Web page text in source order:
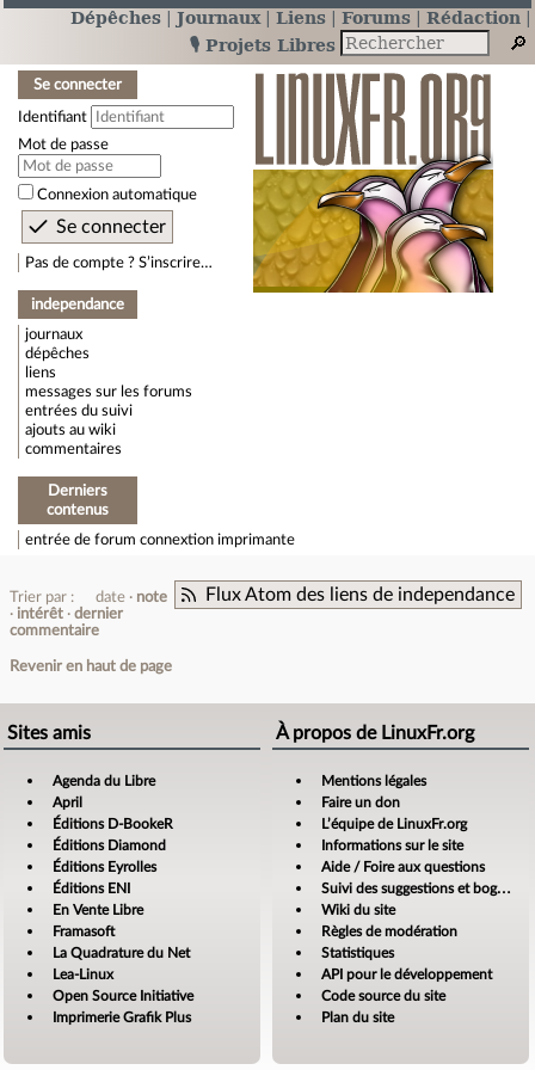
Dépêches Journaux Liens Forums
Rédaction
🎙️ Projets Libres
Se connecter
Identifiant
Mot de passe
Connexion automatique
Pas de compte ? S’inscrire…
independance
journaux
dépêches
liens
messages sur les forums
entrées du suivi
ajouts au wiki
commentaires
Derniers
contenus
entrée de forum connextion imprimante
Flux Atom des liens de independance
Trier par : date
note
intérêt
dernier
commentaire
Revenir en haut de page
Sites amis
Agenda du Libre
April
Éditions D-BookeR
Éditions Diamond
Éditions Eyrolles
Éditions ENI
En Vente Libre
Framasoft
La Quadrature du Net
Lea-Linux
Open Source Initiative
Imprimerie Grafik Plus
À propos de LinuxFr.org
Mentions légales
Faire un don
L’équipe de LinuxFr.org
Informations sur le site
Aide / Foire aux questions
Suivi des suggestions et bogues
Wiki du site
Règles de modération
Statistiques
API pour le développement
Code source du site
Plan du site